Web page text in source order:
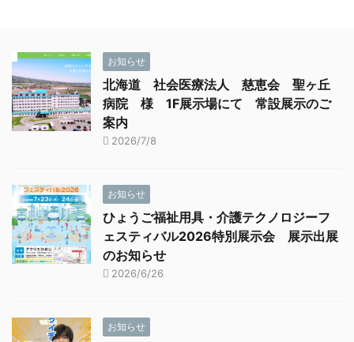
お知らせ
北海道 社会医療法人 慈恵会 聖ヶ丘
病院 様 1F展示場にて 常設展示のご
案内
2026/7/8
お知らせ
ひょうご福祉用具・介護テクノロジーフ
ェスティバル2026特別展示会 展示出展
のお知らせ
2026/6/26
お知らせ